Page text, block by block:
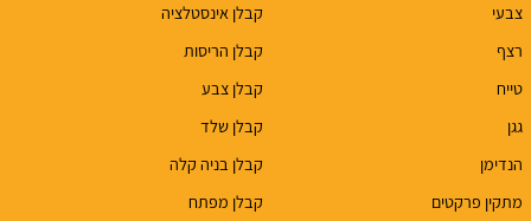
צבעי
רצף
טייח
גגן
הנדימן
מתקין פרקטים
קבלן אינסטלציה
קבלן הריסות
קבלן צבע
קבלן שלד
קבלן בניה קלה
קבלן מפתח